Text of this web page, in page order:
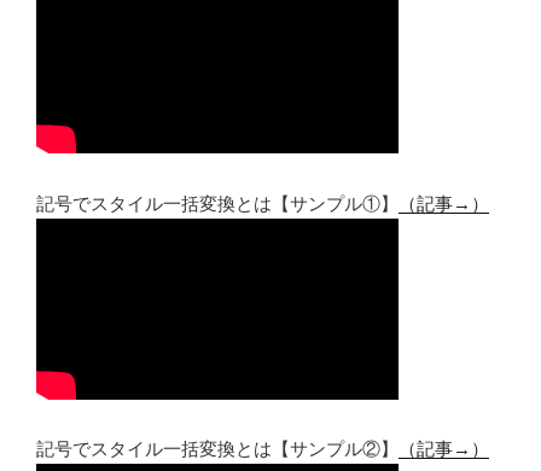
記号でスタイル一括変換とは【サンプル①】 （記事→）
記号でスタイル一括変換とは【サンプル②】 （記事→）